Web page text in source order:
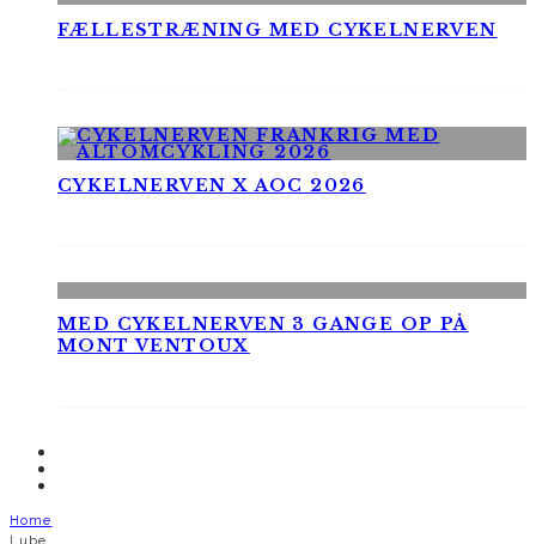
FÆLLESTRÆNING MED CYKELNERVEN
CYKELNERVEN X AOC 2026
MED CYKELNERVEN 3 GANGE OP PÅ
MONT VENTOUX
Home
Lube